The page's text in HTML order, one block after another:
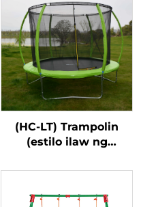
(HC-LT) Trampolin
(estilo ilaw ng